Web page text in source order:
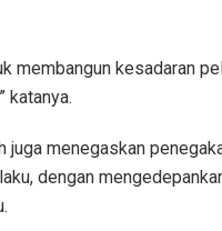
membangun kesadaran
katanya.
juga menegaskan
dengan